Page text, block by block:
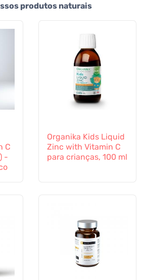
produtos naturais
C
-
Organika Kids Liquid
Zinc with Vitamin C
para crianças, 100 ml